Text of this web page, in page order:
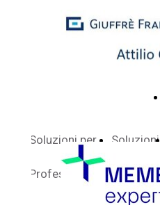
Soluzioni per
Professionisti
Soluzioni
per